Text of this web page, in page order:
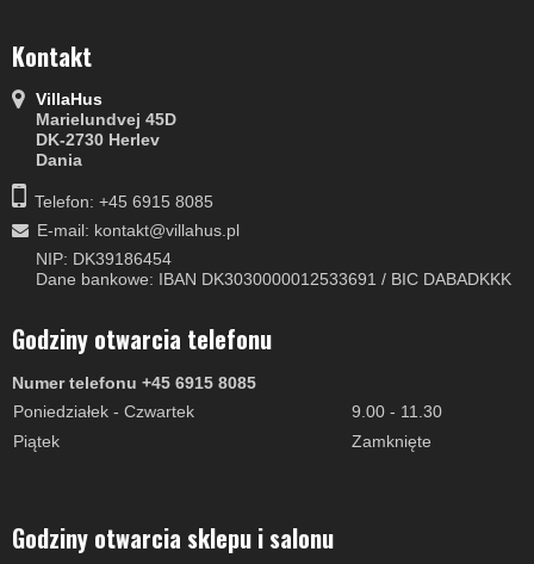
Kontakt
VillaHus
Marielundvej 45D
DK-2730 Herlev
Dania
Telefon: +45 6915 8085
E-mail: kontakt@villahus.pl
NIP: DK39186454
Dane bankowe: IBAN DK3030000012533691 / BIC DABADKKK
Godziny otwarcia telefonu
Numer telefonu +45 6915 8085
Poniedziałek - Czwartek
9.00 - 11.30
Piątek
Zamknięte
Godziny otwarcia sklepu i salonu